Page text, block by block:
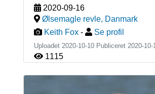
2020-09-16
Ølsemagle revle, Danmark
Keith Fox - Se profil
Uploadet 2020-10-10 Publiceret 2020-10-
1115